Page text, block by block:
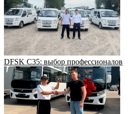
DFSK C35: выбор профессионалов